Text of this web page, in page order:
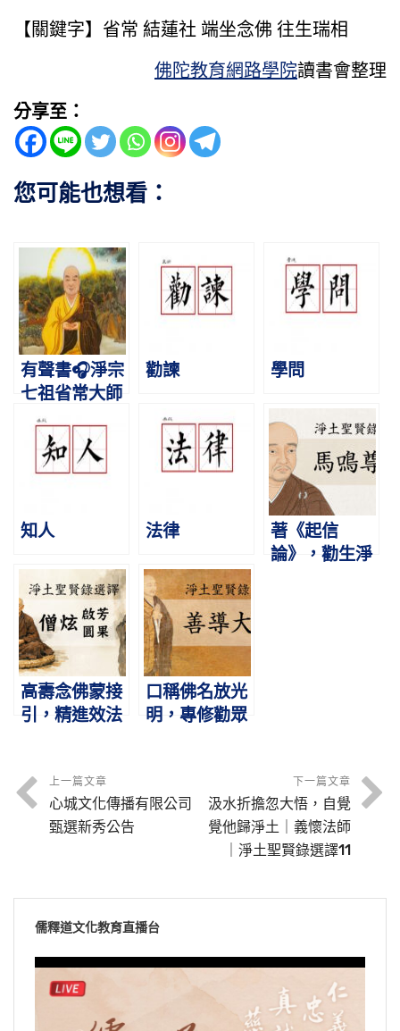
【關鍵字】省常 結蓮社 端坐念佛 往生瑞相
佛陀教育網路學院讀書會整理
分享至：
您可能也想看：
有聲書🎧淨宗
七祖省常大師
略傳｜道慕廬
山，結淨行社
勸諫 學問
知人 法律
著《起信
論》，勸生淨
高壽念佛蒙接
引，精進效法
果）｜淨土聖
賢錄選譯6
口稱佛名放光
明，專修勸眾
上一篇文章
心城文化傳播有限公司
甄選新秀公告
下一篇文章
汲水折擔忽大悟，自覺
覺他歸淨土｜義懷法師
｜淨土聖賢錄選譯11
儒釋道文化教育直播台